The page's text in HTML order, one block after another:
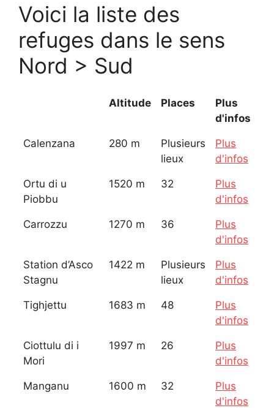
Voici la liste des
refuges dans le sens
Nord > Sud
Altitude Places
Plus
d'infos
Calenzana 280 m
Plusieurs
lieux
Plus
d'infos
Ortu di u
Piobbu
1520 m 32
Plus
d'infos
Carrozzu 1270 m 36
Plus
d'infos
Station d’Asco
Stagnu
1422 m
Plusieurs
lieux
Plus
d'infos
Tighjettu 1683 m 48
Plus
d'infos
Ciottulu di i
Mori
1997 m 26
Plus
d'infos
Manganu 1600 m 32
Plus
d'infos